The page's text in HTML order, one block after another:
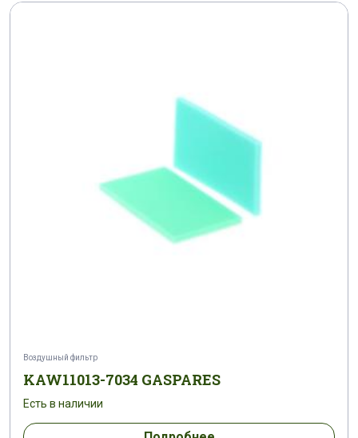
Воздушный фильтр
KAW11013-7034 GASPARES
Есть в наличии